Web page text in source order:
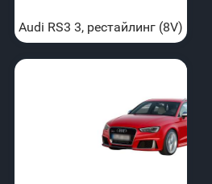
Audi RS3 3, рестайлинг (8V)